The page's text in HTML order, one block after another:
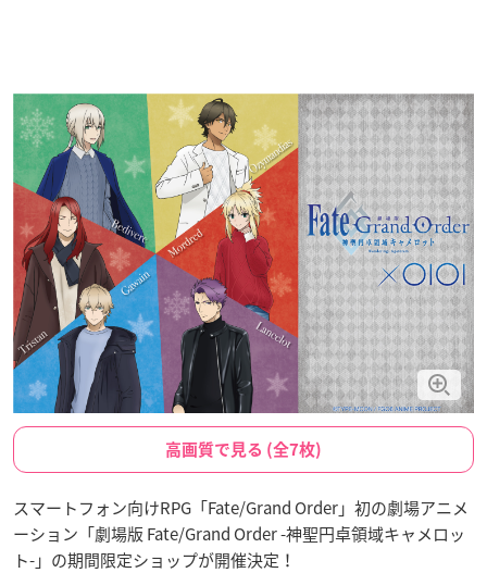
高画質で見る (全7枚)
スマートフォン向けRPG「Fate/Grand Order」初の劇場アニメ
ーション「劇場版 Fate/Grand Order -神聖円卓領域キャメロッ
ト-」の期間限定ショップが開催決定！